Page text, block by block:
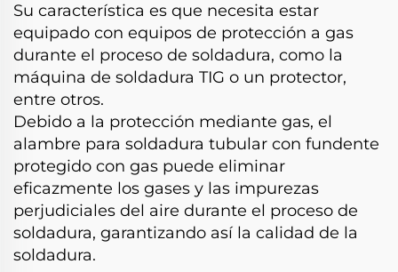
Su característica es que necesita estar
equipado con equipos de protección a gas
durante el proceso de soldadura, como la
máquina de soldadura TIG o un protector,
entre otros.
Debido a la protección mediante gas, el
alambre para soldadura tubular con fundente
protegido con gas puede eliminar
eficazmente los gases y las impurezas
perjudiciales del aire durante el proceso de
soldadura, garantizando así la calidad de la
soldadura.